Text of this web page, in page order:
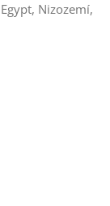
Nizozemí,